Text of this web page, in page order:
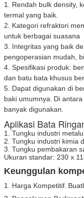
1. Rendah bulk density,
termal yang baik.
2. Kategori refraktori
untuk berbagai suasana
3. Integritas yang baik
pengoperasian mudah,
4. Spesifikasi produk:
dan batu bata khusus
5. Dapat digunakan di
baki umumnya. Di
banyak digunakan.
Aplikasi Bata
1. Tungku industri
2. Tungku industri kimia
3. Tungku pembakaran
Ukuran standar: 230 x
Keunggulan
1. Harga Kompetitif.